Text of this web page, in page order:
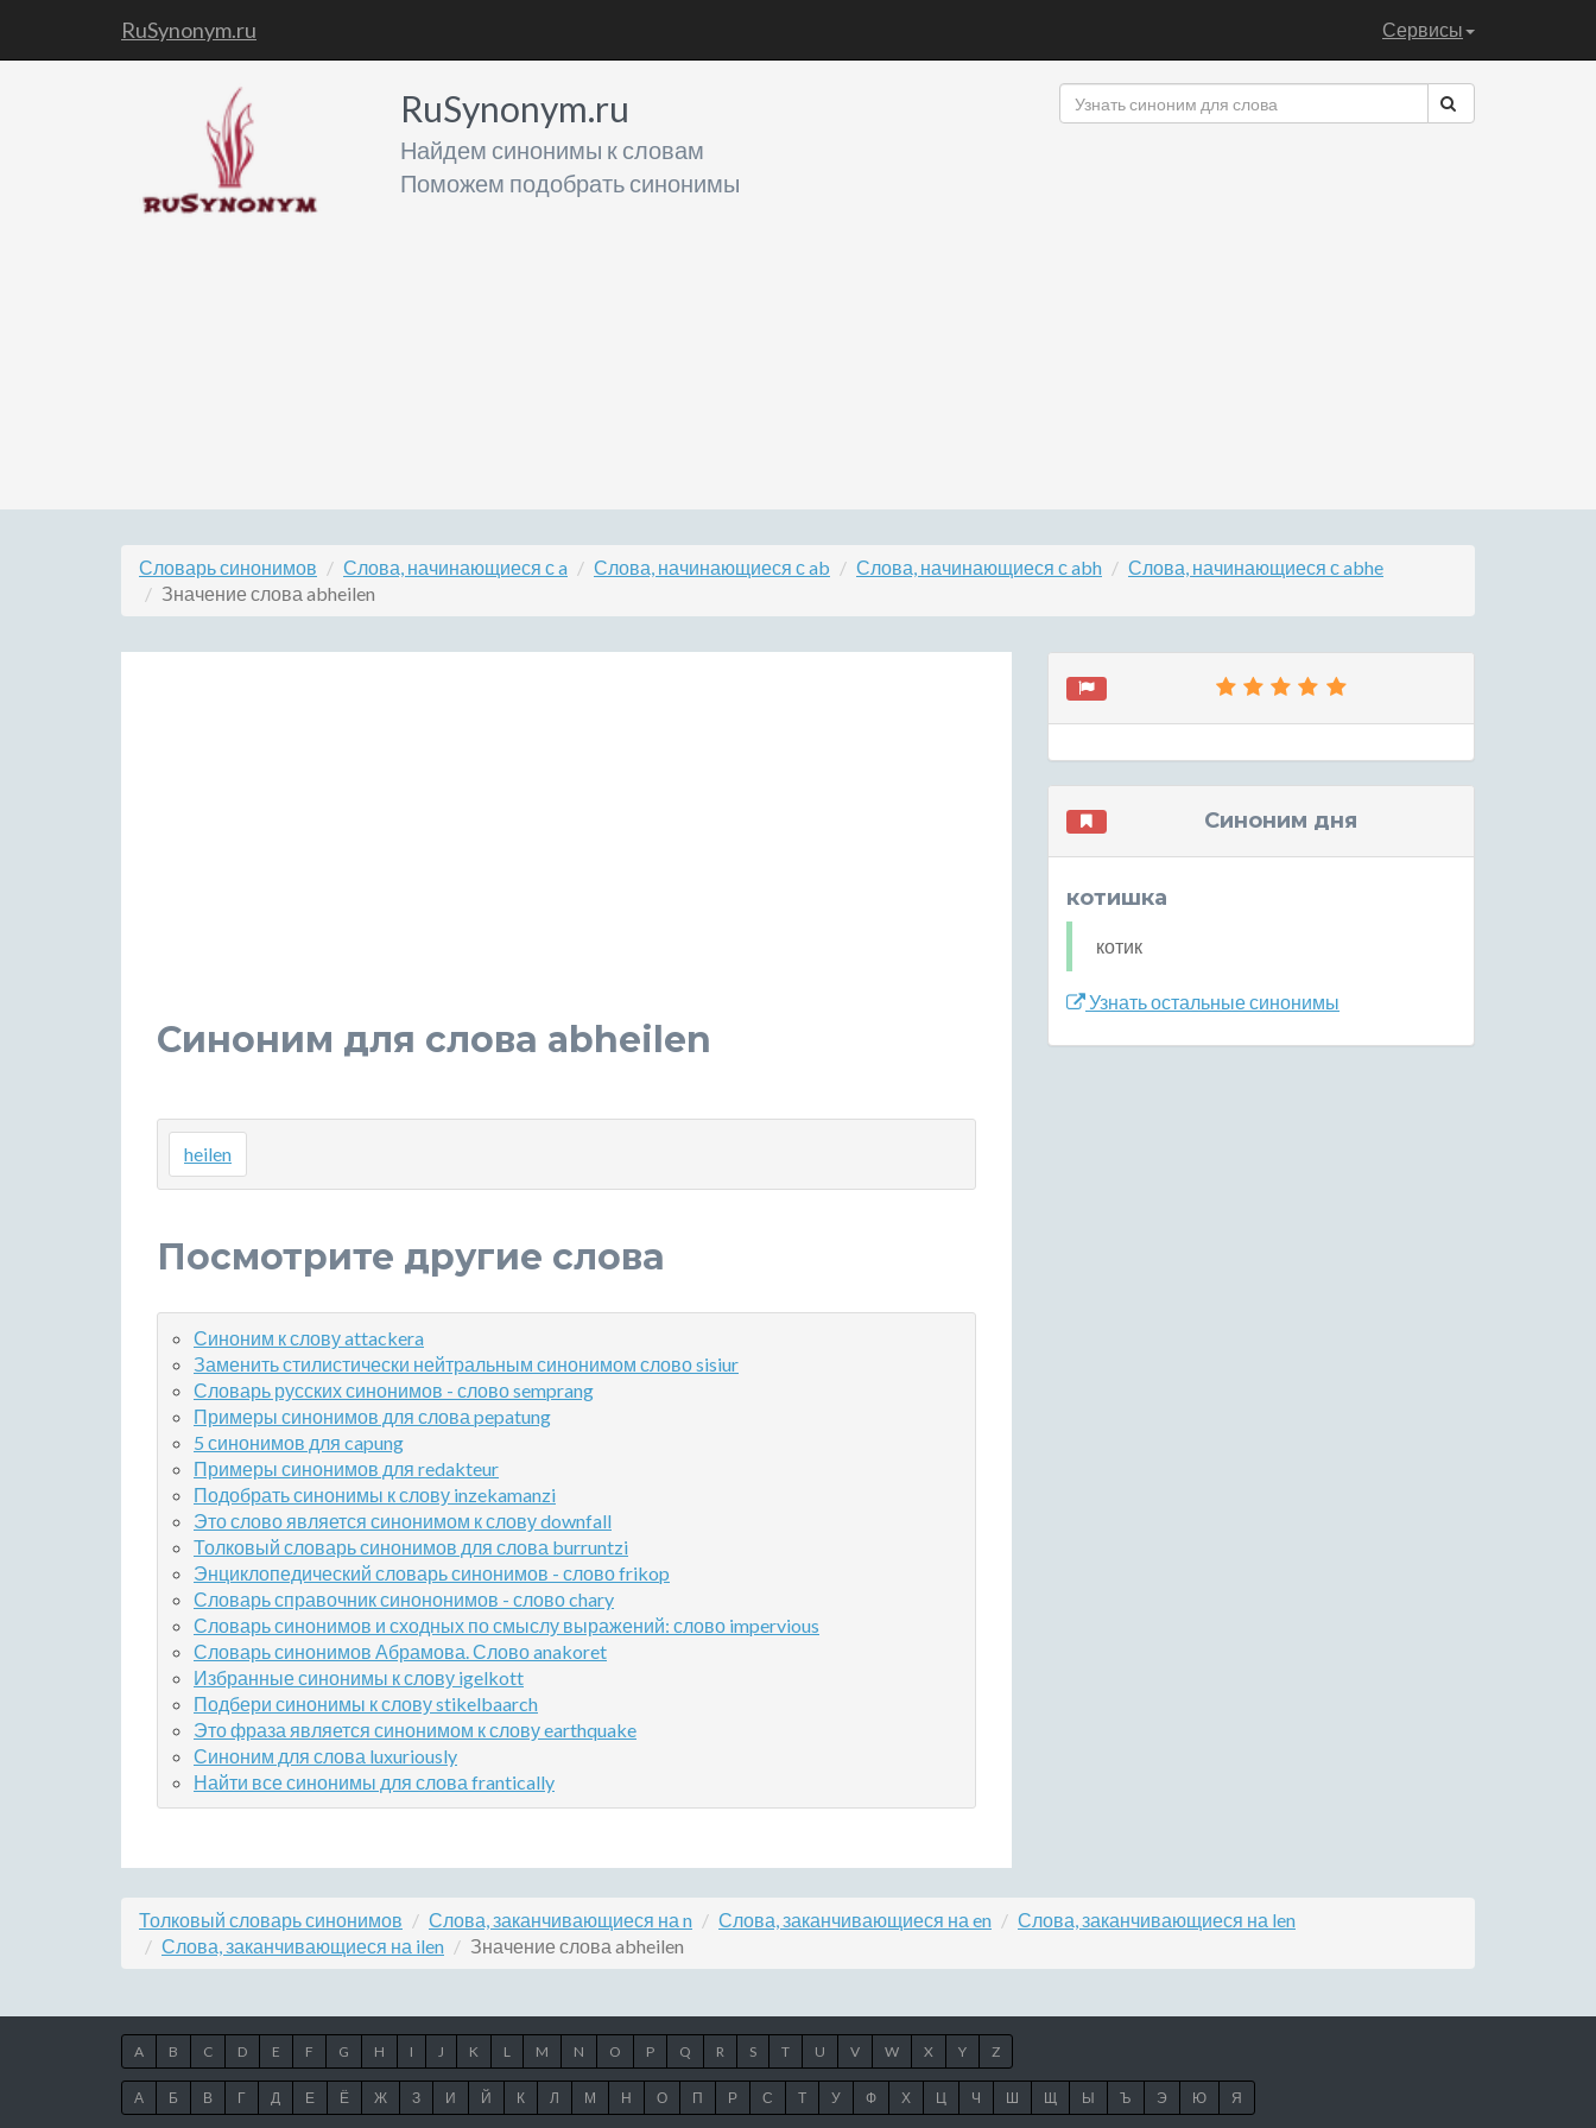
RuSynonym.ru Сервисы
RuSynonym.ru
Найдем синонимы к словам
Поможем подобрать синонимы
Словарь синонимов Слова, начинающиеся с a Слова, начинающиеся с ab Слова, начинающиеся с abh
Слова, начинающиеся с abhe
Значение слова abheilen
Синоним для слова abheilen
heilen
Посмотрите другие слова
Синоним к слову attackera
Заменить стилистически нейтральным синонимом слово sisiur
Словарь русских синонимов - слово semprang
Примеры синонимов для слова pepatung
5 синонимов для capung
Примеры синонимов для redakteur
Подобрать синонимы к слову inzekamanzi
Это слово является синонимом к слову downfall
Толковый словарь синонимов для слова burruntzi
Энциклопедический словарь синонимов - слово frikop
Словарь справочник синононимов - слово chary
Словарь синонимов и сходных по смыслу выражений: слово impervious
Словарь синонимов Абрамова. Слово anakoret
Избранные синонимы к слову igelkott
Подбери синонимы к слову stikelbaarch
Это фраза является синонимом к слову earthquake
Синоним для слова luxuriously
Найти все синонимы для слова frantically
Синоним дня
котишка
котик
Узнать остальные синонимы
Толковый словарь синонимов Слова, заканчивающиеся на n Слова, заканчивающиеся на en
Слова, заканчивающиеся на len
Слова, заканчивающиеся на ilen
Значение слова abheilen
A B C D E F G H I J K L M N O P Q R S T U V W X Y Z
А Б В Г Д Е Ё Ж З И Й К Л М Н О П Р С Т У Ф Х Ц Ч Ш Щ Ы Ъ Э Ю Я